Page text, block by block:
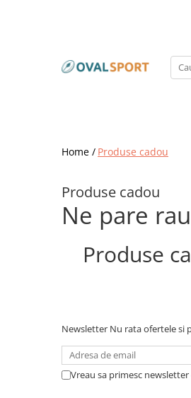
Imbracaminte
Imbracaminte
Home / Produse cadou
Produse cadou
Ne pare
Produse
Newsletter Nu rata ofertele si
Vreau sa primesc